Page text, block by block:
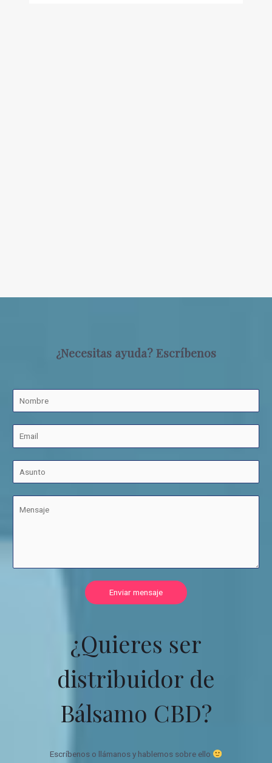
¿Necesitas ayuda? Escríbenos
Enviar mensaje
¿Quieres ser
distribuidor de
Bálsamo CBD?
Escríbenos o llámanos y hablemos sobre ello